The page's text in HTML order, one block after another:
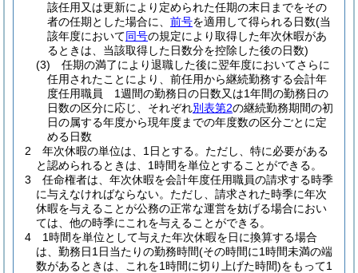
該任用又は更新により定められた任期の末日までをその
者の任期とした場合に、 前号を適用して得られる日数(当
該年度において同号の規定により取得した年次休暇があ
るときは、当該取得した日数分を控除した後の日数)
(3)
任期の満了により退職した後に翌年度においてさらに
任用されたことにより、前任用から継続勤務する会計年
度任用職員 1週間の勤務日の日数又は1年間の勤務日の
日数の区分に応じ、それぞれ別表第2の継続勤務期間の初
日の属する年度から現年度までの年度数の区分ごとに定
める日数
2
年次休暇の単位は、1日とする。 ただし、特に必要がある
と認められるときは、1時間を単位とすることができる。
3
任命権者は、年次休暇を会計年度任用職員の請求する時季
に与えなければならない。 ただし、請求された時季に年次
休暇を与えることが公務の正常な運営を妨げる場合におい
ては、他の時季にこれを与えることができる。
4
1時間を単位として与えた年次休暇を日に換算する場合
は、勤務日1日当たりの勤務時間(その時間に1時間未満の端
数があるときは、これを1時間に切り上げた時間)をもって1